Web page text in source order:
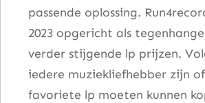
passende oplossing.
2023 opgericht als
verder stijgende lp prijzen.
iedere muziekliefhebber zijn
favoriete lp moeten kunnen